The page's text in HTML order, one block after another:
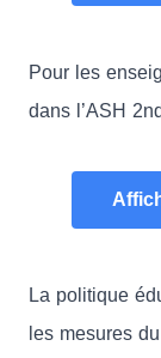
Pour les
dans l’ASH
La politique
les mesures